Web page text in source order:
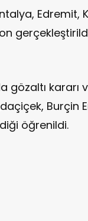
Edremit,
gözaltı kararı
Burçin
öğrenildi.